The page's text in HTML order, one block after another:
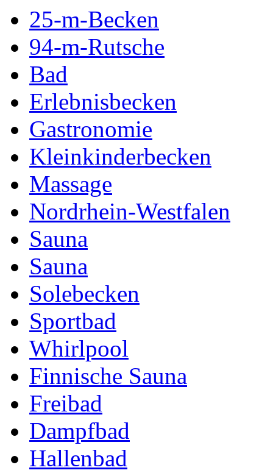
25-m-Becken
94-m-Rutsche
Bad
Erlebnisbecken
Gastronomie
Kleinkinderbecken
Massage
Nordrhein-Westfalen
Sauna
Sauna
Solebecken
Sportbad
Whirlpool
Finnische Sauna
Freibad
Dampfbad
Hallenbad